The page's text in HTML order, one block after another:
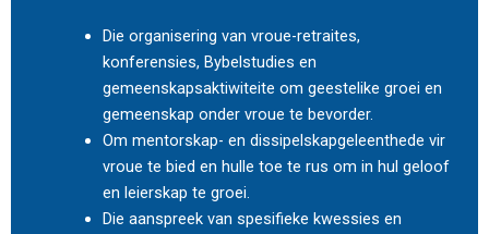
Die organisering van vroue-retraites,
konferensies, Bybelstudies en
gemeenskapsaktiwiteite om geestelike groei en
gemeenskap onder vroue te bevorder.
Om mentorskap- en dissipelskapgeleenthede vir
vroue te bied en hulle toe te rus om in hul geloof
en leierskap te groei.
Die aanspreek van spesifieke kwessies en